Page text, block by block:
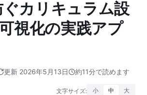
カリキュラム設
視化の実践アプ
更新 2026年5月13日 約11分で読めます
文字サイズ: 小 中 大